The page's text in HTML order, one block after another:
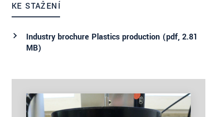
KE STAŽENÍ
Industry brochure Plastics production (pdf, 2.81
MB)